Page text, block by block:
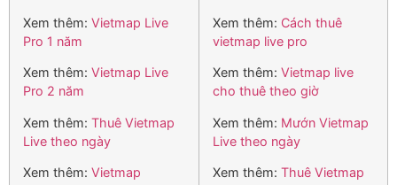
Xem thêm: Vietmap Live
Pro 1 năm
Xem thêm: Vietmap Live
Pro 2 năm
Xem thêm: Thuê Vietmap
Live theo ngày
Xem thêm: Vietmap
Xem thêm: Cách thuê
vietmap live pro
Xem thêm: Vietmap live
cho thuê theo giờ
Xem thêm: Mướn Vietmap
Live theo ngày
Xem thêm: Thuê Vietmap